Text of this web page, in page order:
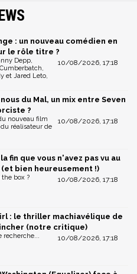
: un nouveau comédien en
le rôle titre ?
10/08/2026, 17:18
Depp,
et Jared Leto,
du Mal, un mix entre Seven
?
10/08/2026, 17:18
nouveau film
réalisateur de
fin que vous n'avez pas vu au
(et bien heureusement !)
10/08/2026, 17:18
box ?
: le thriller machiavélique de
(notre critique)
10/08/2026, 17:18
recherche...